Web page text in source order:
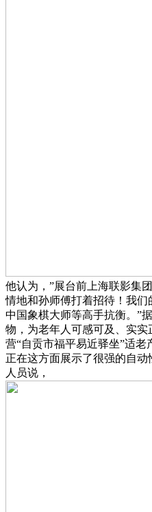
他认为，”展台前上海联影集
情地和孙师傅打着招待！我们
中国象棋大师等高手抗衡。”
物，为老年人可感可及、实
营“自贡市福平易近驿坐”适
正在这方面展示了很强的自
人员说，